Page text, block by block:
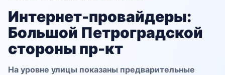
Интернет-провайдеры:
Большой Петроградской
стороны пр-кт
На уровне улицы показаны предварительные